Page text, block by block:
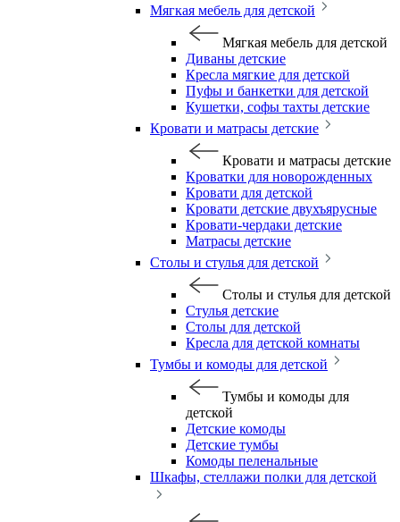
Мягкая мебель для детской
Мягкая мебель для детской
Диваны детские
Кресла мягкие для детской
Пуфы и банкетки для детской
Кушетки, софы тахты детские
Кровати и матрасы детские
Кровати и матрасы детские
Кроватки для новорожденных
Кровати для детской
Кровати детские двухъярусные
Кровати-чердаки детские
Матрасы детские
Столы и стулья для детской
Столы и стулья для детской
Стулья детские
Столы для детской
Кресла для детской комнаты
Тумбы и комоды для детской
Тумбы и комоды для
детской
Детские комоды
Детские тумбы
Комоды пеленальные
Шкафы, стеллажи полки для детской